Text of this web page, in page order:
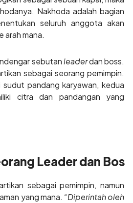
Nakhoda adalah bagian
seluruh anggota akan
arah mana.
sebutanleaderdan boss.
sebagai seorang pemimpin.
sudut pandang karyawan, kedua
citra dan pandangan yang
Leader dan Bos
sebagai pemimpin, namun
yang mana. “Diperintah oleh